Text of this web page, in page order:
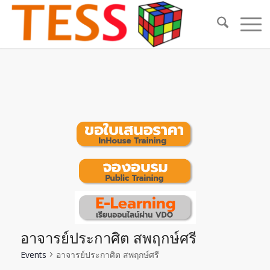
อาจารย์ประกาศิต สพฤกษ์ศรี
Events อาจารย์ประกาศิต สพฤกษ์ศรี